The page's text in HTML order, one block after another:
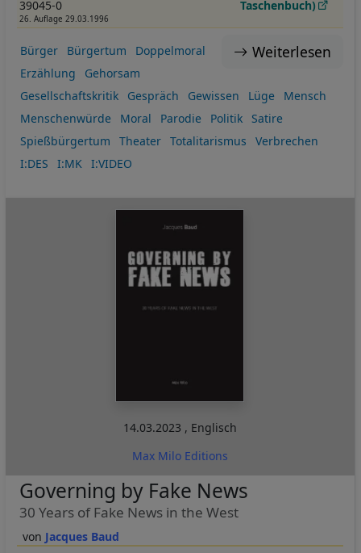
39045-0
26. Auflage 29.03.1996
Taschenbuch)
Weiterlesen
Bürger Bürgertum
Doppelmoral
Erzählung
Gehorsam
Gesellschaftskritik
Gespräch Gewissen Lüge
Mensch
Menschenwürde
Moral Parodie Politik
Satire
Spießbürgertum
Theater Totalitarismus
Verbrechen
I:DES
I:MK I:VIDEO
14.03.2023 , Englisch
Max Milo Editions
Jacques Baud
Governing by Fake News
30 Years of Fake News in the West